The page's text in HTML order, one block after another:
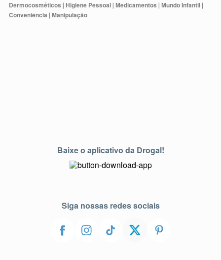
Dermocosméticos Higiene Pessoal Medicamentos Mundo Infantil
Conveniência Manipulação
Baixe o aplicativo da Drogal!
Siga nossas redes sociais